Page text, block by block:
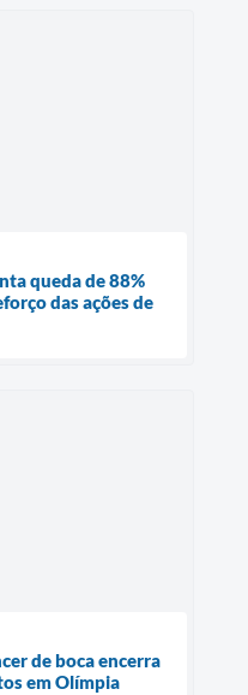
queda de 88%
das ações de
de boca encerra
em Olímpia